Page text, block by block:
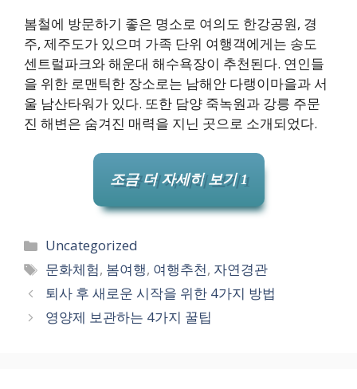
봄철에 방문하기 좋은 명소로 여의도 한강공원, 경
주, 제주도가 있으며 가족 단위 여행객에게는 송도
센트럴파크와 해운대 해수욕장이 추천된다. 연인들
을 위한 로맨틱한 장소로는 남해안 다랭이마을과 서
울 남산타워가 있다. 또한 담양 죽녹원과 강릉 주문
진 해변은 숨겨진 매력을 지닌 곳으로 소개되었다.
조금 더 자세히 보기 1
카
테
리
Uncategorized
태
그
문화체험, 봄여행, 여행추천, 자연경관
퇴사 후 새로운 시작을 위한 4가지 방법
영양제 보관하는 4가지 꿀팁